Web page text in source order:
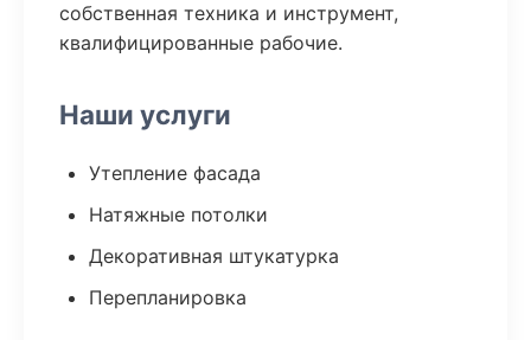
собственная техника и инструмент,
квалифицированные рабочие.
Наши услуги
Утепление фасада
Натяжные потолки
Декоративная штукатурка
Перепланировка